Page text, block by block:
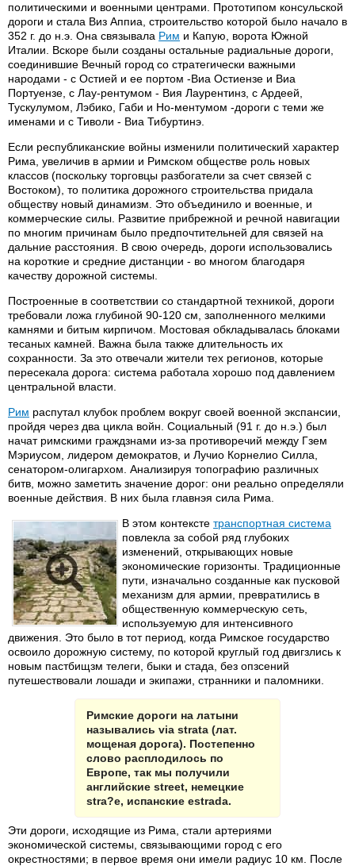
политическими и военными центрами. Прототипом консульской
дороги и стала Виз Аппиа, строительство которой было начало в
352 г. до н.э. Она связывала Рим и Капую, ворота Южной
Италии. Вскоре были созданы остальные радиальные дороги,
соединившие Вечный город со стратегически важными
народами - с Остией и ее портом -Виа Остиензе и Виа
Портуензе, с Лау-рентумом - Вия Лаурентинз, с Ардеей,
Тускулумом, Лэбико, Габи и Но-ментумом -дороги с теми же
именами и с Тиволи - Виа Тибуртинэ.
Если республиканские войны изменили политический характер
Рима, увеличив в армии и Римском обществе роль новых
классов (поскольку торговцы разбогатели за счет связей с
Востоком), то политика дорожного строительства придала
обществу новый динамизм. Это объединило и военные, и
коммерческие силы. Развитие прибрежной и речной навигации
по многим причинам было предпочтительней для связей на
дальние расстояния. В свою очередь, дороги использовались
на короткие и средние дистанции - во многом благодаря
качеству дорожной системы.
Построенные в соответствии со стандартной техникой, дороги
требовали ложа глубиной 90-120 см, заполненного мелкими
камнями и битым кирпичом. Мостовая обкладывалась блоками
тесаных камней. Важна была также длительность их
сохранности. За это отвечали жители тех регионов, которые
пересекала дорога: система работала хорошо под давлением
центральной власти.
Рим распутал клубок проблем вокруг своей военной экспансии,
пройдя через два цикла войн. Социальный (91 г. до н.э.) был
начат римскими граждзнами из-за противоречий между Гзем
Мэриусом, лидером демократов, и Лучио Корнелио Силла,
сенатором-олигархом. Анализируя топографию различных
битв, можно заметить значение дорог: они реально определяли
военные действия. В них была главнэя сила Рима.
В этом контексте транспортная система
повлекла за собой ряд глубоких
изменений, открывающих новые
экономические горизонты. Традиционные
пути, изначально созданные как пусковой
механизм для армии, превратились в
общественную коммерческую сеть,
используемую для интенсивного
движения. Это было в тот период, когда Римское государство
освоило дорожную систему, по которой круглый год двигзлись к
новым пастбищзм телеги, быки и стада, без опзсений
путешествовали лошади и экипажи, странники и паломники.
Римские дороги на латыни
назывались via strata (лат.
мощеная дорога). Постепенно
слово расплодилось по
Европе, так мы получили
английские street, немецкие
stra?e, испанские estrada.
Эти дороги, исходящие из Рима, стали артериями
экономической системы, связывающими город с его
окрестностями; в первое время они имели радиус 10 км. После